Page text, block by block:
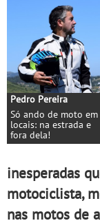
Pedro Pereira
Só ando de moto em
locais: na estrada e
fora dela!
inesperadas
motociclista,
nas motos de